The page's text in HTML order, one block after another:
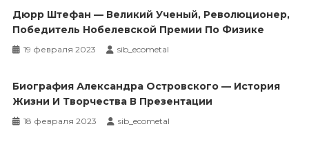
Дюрр Штефан — Великий Ученый, Революционер,
Победитель Нобелевской Премии По Физике
19 февраля 2023 sib_ecometal
Биография Александра Островского — История
Жизни И Творчества В Презентации
18 февраля 2023 sib_ecometal